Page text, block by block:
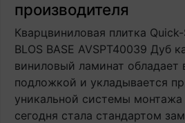
производителя
Кварцвиниловая плитка
BLOS BASE AVSPT40039 Дуб
виниловый ламинат обладает
подложкой и укладывается
уникальной системы монтажа
сегодня стала стандартом